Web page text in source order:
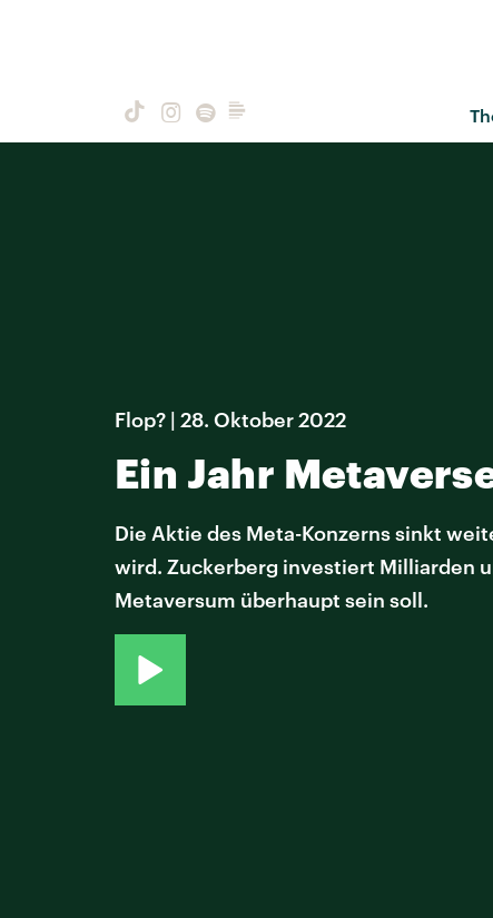
Flop? | 28. Oktober 2022
Ein Jahr
Die Aktie des Meta-Konzerns sinkt
wird. Zuckerberg investiert Milliarden
Metaversum überhaupt sein soll.